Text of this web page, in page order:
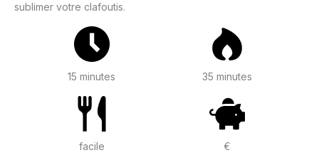
sublimer votre clafoutis.
15 minutes 35 minutes
facile €